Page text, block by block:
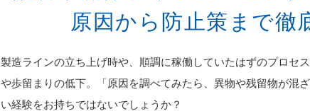
原因から防止策まで徹
製造ラインの立ち上げ時や、順調に稼働していたはずのプロセ
や歩留まりの低下。「原因を調べてみたら、異物や残留物が
い経験をお持ちではないでしょうか？